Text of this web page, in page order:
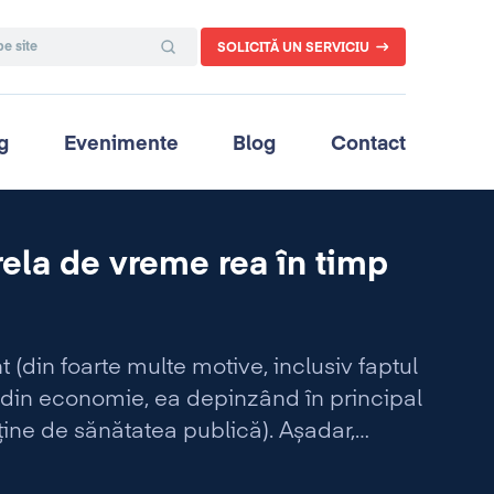
SOLICITĂ UN SERVICIU
Evenimente Blog Contact
de vreme rea în timp
(din foarte multe motive, inclusiv faptul
economie, ea depinzând în principal
de sănătatea publică). Așadar,